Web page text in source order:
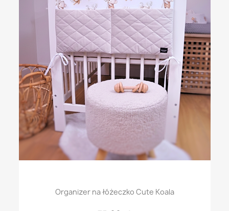
Organizer na łóżeczko Cute Koala